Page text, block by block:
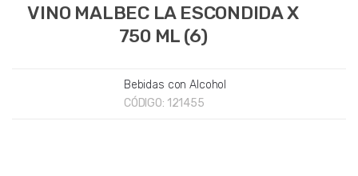
VINO MALBEC LA ESCONDIDA X
750 ML (6)
Bebidas con Alcohol
CÓDIGO: 121455